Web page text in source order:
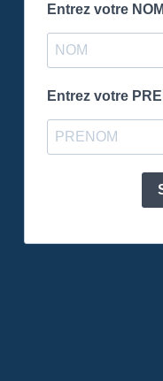
Entrez votre NOM
Entrez votre